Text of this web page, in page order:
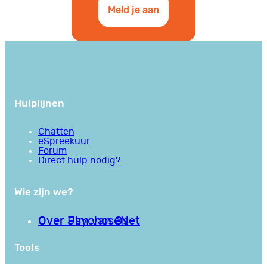
Meld je aan
Hulplijnen
Chatten
eSpreekuur
Forum
Direct hulp nodig?
Wie zijn we?
Over PsychoseNet
Over Jim van Os
Tools